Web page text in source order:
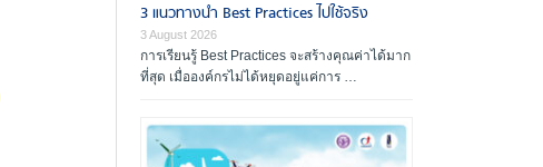
3 แนวทางนำ Best Practices ไปใช้จริง
3 August 2026
การเรียนรู้ Best Practices จะสร้างคุณค่าได้มาก
ที่สุด เมื่อองค์กรไม่ได้หยุดอยู่แค่การ …